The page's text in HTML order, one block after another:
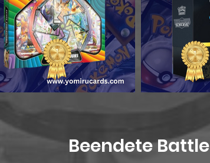
Beendete Battle